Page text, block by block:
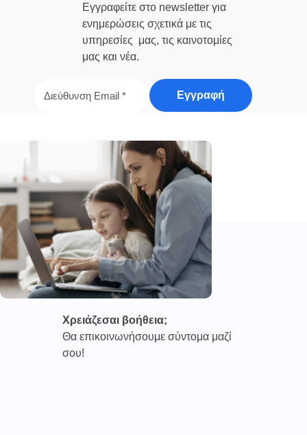
Εγγραφείτε στο newsletter για
ενημερώσεις σχετικά με τις
υπηρεσίες μας, τις καινοτομίες
μας και νέα.
Χρειάζεσαι βοήθεια;
Θα επικοινωνήσουμε σύντομα μαζί
σου!